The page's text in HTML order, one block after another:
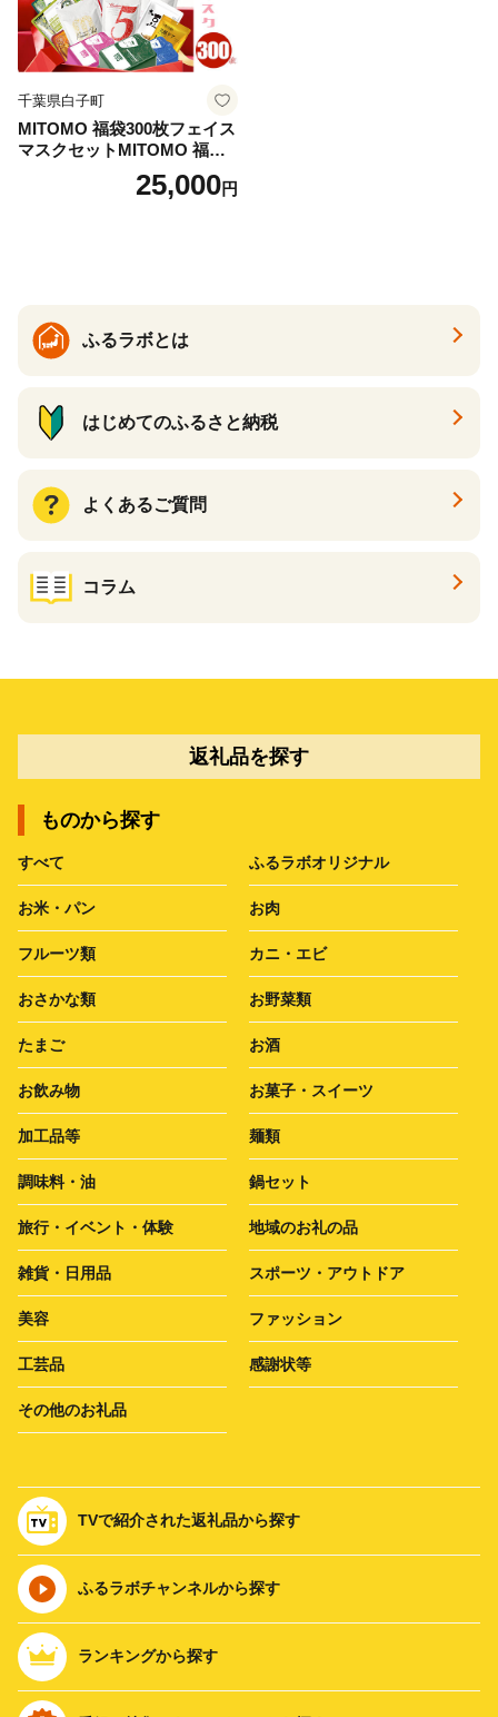
千葉県白子町
MITOMO 福袋300枚フェイス
マスクセットMITOMO 福袋3
00枚フェイスマスクセット
ふるさと納税 パック ファイ
25,000円
ふるラボとは
はじめてのふるさと納税
よくあるご質問
コラム
返礼品を探す
ものから探す
すべて ふるラボオリジナル
お米・パン お肉
フルーツ類 カニ・エビ
おさかな類 お野菜類
たまご お酒
お飲み物 お菓子・スイーツ
加工品等 麺類
調味料・油 鍋セット
旅行・イベント・体験 地域のお礼の品
雑貨・日用品 スポーツ・アウトドア
美容 ファッション
工芸品 感謝状等
その他のお礼品
TVで紹介された返礼品から探す
ふるラボチャンネルから探す
ランキングから探す